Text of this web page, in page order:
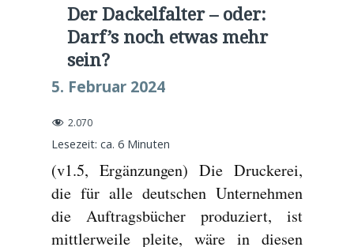
Der Dackelfalter – oder:
Darf’s noch etwas mehr
sein?
5. Februar 2024
2.070
Lesezeit: ca. 6 Minuten
(v1.5, Ergänzungen) Die Druckerei,
die für alle deutschen Unternehmen
die Auftragsbücher produziert, ist
mittlerweile pleite, wäre in diesen